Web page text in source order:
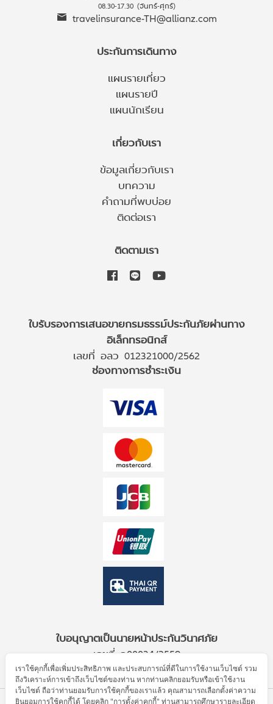
08.30-17.30 (จันทร์-ศุกร์)
travelinsurance-TH@allianz.com
ประกันการเดินทาง
แผนรายเที่ยว
แผนรายปี
แผนนักเรียน
เกี่ยวกับเรา
ข้อมูลเกี่ยวกับเรา
บทความ
คำถามที่พบบ่อย
ติดต่อเรา
ติดตามเรา
ใบรับรองการเสนอขายกรมธรรม์ประกันภัยผ่านทาง
อิเล็กทรอนิกส์
เลขที่ อลว 012321000/2562
ช่องทางการชำระเงิน
ใบอนุญาตเป็นนายหน้าประกันวินาศภัย
เลขที่ ว00034/2559
© Allianz Partners 2026. All Rights Reserved.
เราใช้คุกกี้เพื่อเพิ่มประสิทธิภาพ และประสบการณ์ที่ดีในการใช้งานเว็บไซต์ รวม
ถึงวิเคราะห์การเข้าถึงเว็บไซต์ของท่าน หากท่านคลิกยอมรับหรือเข้าใช้งาน
เว็บไซต์ ถือว่าท่านยอมรับการใช้คุกกี้ของเราแล้ว คุณสามารถเลือกตั้งค่าความ
ยินยอมการใช้คุกกี้ได้ โดยคลิก "การตั้งค่าคุกกี้" ท่านสามารถศึกษารายละเอียด